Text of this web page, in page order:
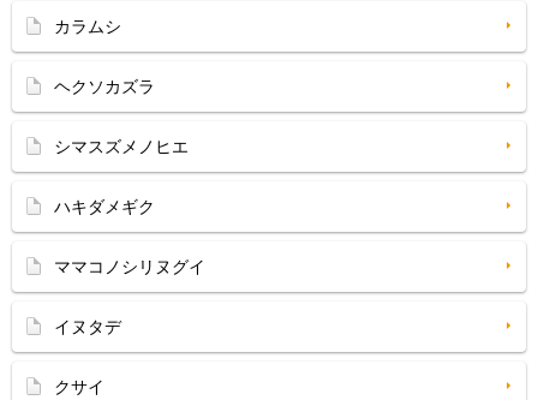
カラムシ
ヘクソカズラ
シマスズメノヒエ
ハキダメギク
ママコノシリヌグイ
イヌタデ
クサイ